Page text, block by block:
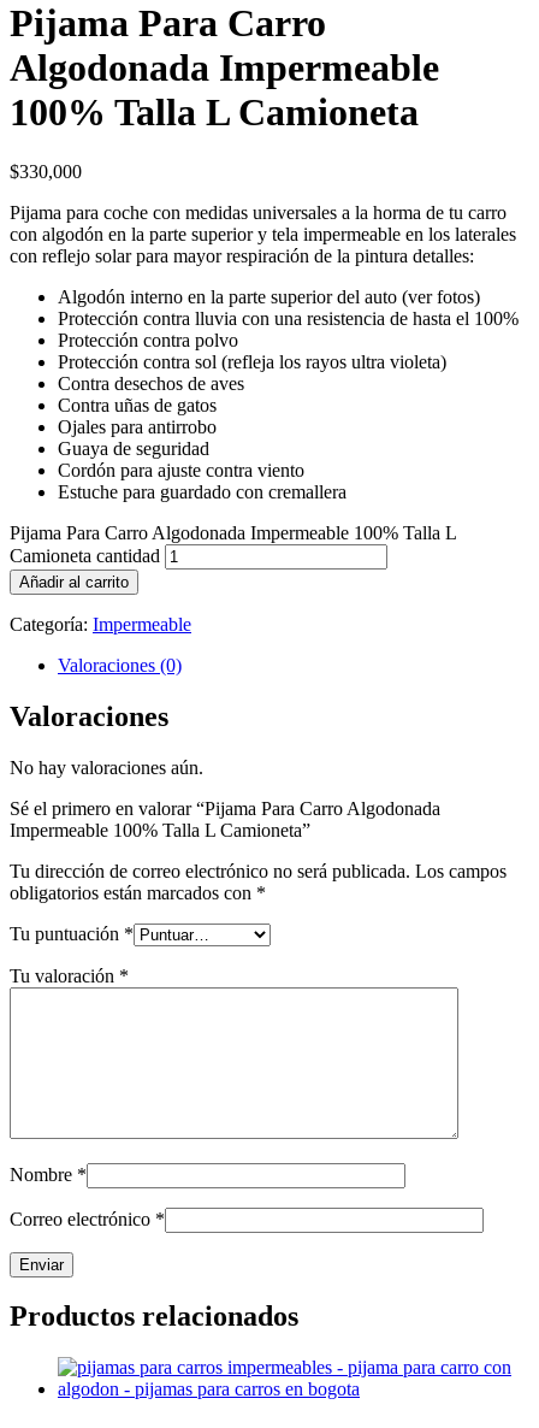
Pijama Para Carro
Algodonada Impermeable
100% Talla L Camioneta
$330,000
Pijama para coche con medidas universales a la horma de tu carro
con algodón en la parte superior y tela impermeable en los laterales
con reflejo solar para mayor respiración de la pintura detalles:
Algodón interno en la parte superior del auto (ver fotos)
Protección contra lluvia con una resistencia de hasta el 100%
Protección contra polvo
Protección contra sol (refleja los rayos ultra violeta)
Contra desechos de aves
Contra uñas de gatos
Ojales para antirrobo
Guaya de seguridad
Cordón para ajuste contra viento
Estuche para guardado con cremallera
Pijama Para Carro Algodonada Impermeable 100% Talla L
Camioneta cantidad
Añadir al carrito
Categoría: Impermeable
Valoraciones (0)
Valoraciones
No hay valoraciones aún.
Sé el primero en valorar “Pijama Para Carro Algodonada
Impermeable 100% Talla L Camioneta”
Tu dirección de correo electrónico no será publicada. Los campos
obligatorios están marcados con *
Tu puntuación *
Tu valoración *
Nombre *
Correo electrónico *
Productos relacionados